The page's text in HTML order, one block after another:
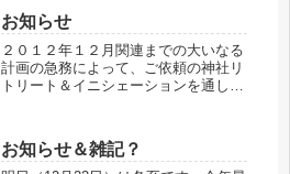
ム・観音 さん ← 旧 A.M
アトム さん１月９日、いくつかの
お...
お知らせ
２０１２年１２月関連までの大いなる
計画の急務によって、ご依頼の神社リ
トリート＆イニシェーションを通し
いた方がたへ共同創造のパイプ役及び
ウォークイン関連にて「黄金の冠」が
お知らせ＆雑記？